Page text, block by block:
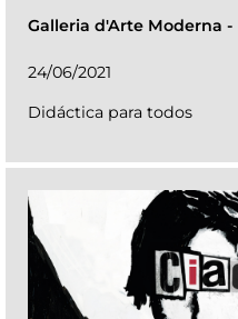
Galleria d'Arte Moderna -
24/06/2021
Didáctica para todos